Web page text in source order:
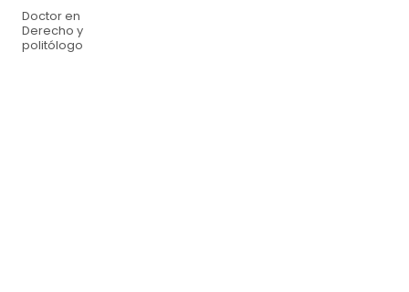
Doctor en
Derecho y
politólogo